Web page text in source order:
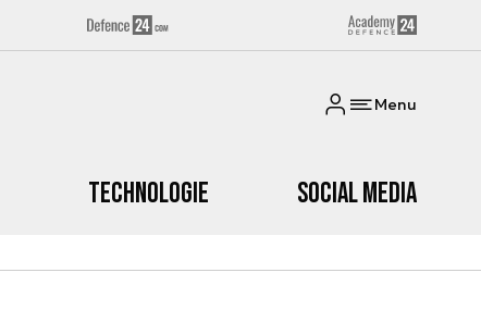
Menu
Technologie Social media